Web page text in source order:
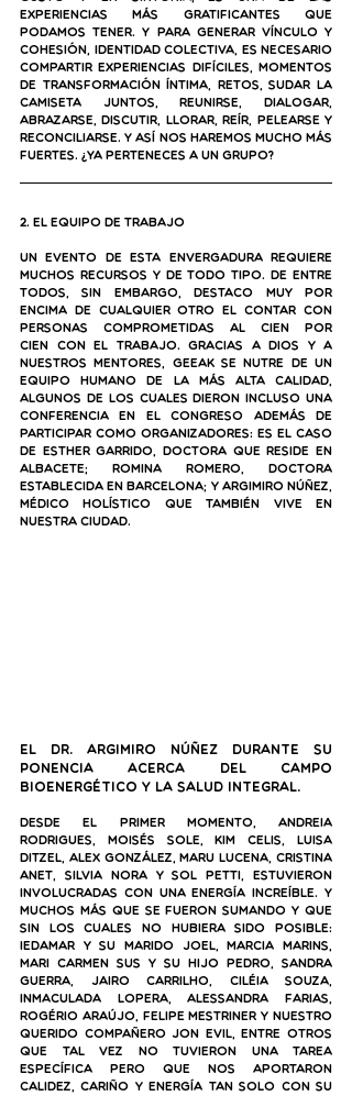
experiencias más gratificantes que
podamos tener. Y para generar vínculo y
cohesión, identidad colectiva, es necesario
compartir experiencias difíciles, momentos
de transformación íntima, retos, sudar la
camiseta juntos, reunirse, dialogar,
abrazarse, discutir, llorar, reír, pelearse y
reconciliarse. Y así nos haremos mucho más
fuertes. ¿Ya perteneces a un grupo?
2. El equipo de trabajo
Un evento de esta envergadura requiere
muchos recursos y de todo tipo. De entre
todos, sin embargo, destaco muy por
encima de cualquier otro
personas comprometidas al cien por
cien con el trabajo. Gracias a Dios y a
nuestros mentores, Geeak se nutre de un
equipo humano de la más alta calidad,
algunos de los cuales dieron incluso una
conferencia en el congreso además de
participar como organizadores: es el caso
de Esther Garrido, doctora que reside en
Albacete; Romina Romero, doctora
establecida en Barcelona; y Argimiro Núñez,
médico holístico que también vive en
nuestra ciudad.
El Dr. Argimiro Núñez durante su
ponencia acerca del campo
bioenergético y la salud integral.
Desde el primer momento, Andreia
Rodrigues, Moisés Sole, Kim Celis, Luisa
Ditzel, Alex González, Maru Lucena, Cristina
Anet, Silvia Nora y Sol Petti, estuvieron
involucradas con una energía increíble. Y
muchos más que se fueron sumando y que
sin los cuales no hubiera sido posible:
Iedamar y su marido Joel, Marcia Marins,
Mari Carmen Sus y su hijo Pedro, Sandra
Guerra, Jairo Carrilho, Ciléia Souza,
Inmaculada Lopera, Alessandra Farias,
Rogério Araújo, Felipe Mestriner y nuestro
querido compañero Jon Evil, entre otros
que tal vez no tuvieron una tarea
específica pero que nos aportaron
calidez, cariño y energía tan solo con su